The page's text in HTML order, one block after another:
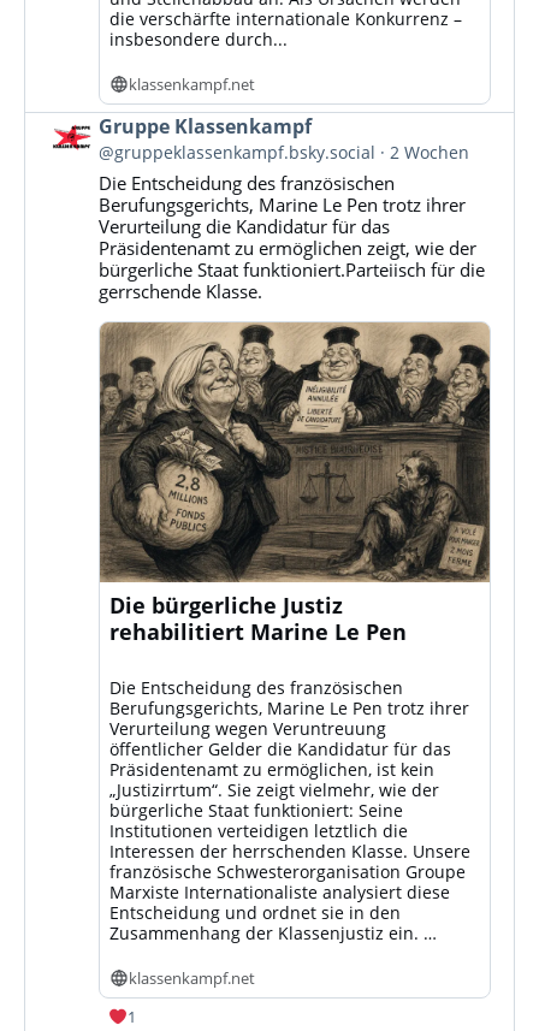
die verschärfte internationale Konkurrenz –
insbesondere durch...
klassenkampf.net
Beitrag
von
Gruppe
Klassenkampf
Bluesky
ansehen
Gruppe Klassenkampf
@gruppeklassenkampf.bsky.social 2 Wochen
Die Entscheidung des französischen
Berufungsgerichts, Marine Le Pen trotz ihrer
Verurteilung die Kandidatur für das
Präsidentenamt zu ermöglichen zeigt, wie der
bürgerliche Staat funktioniert.Parteiisch für die
gerrschende Klasse.
Die bürgerliche Justiz
rehabilitiert Marine Le Pen
Die Entscheidung des französischen
Berufungsgerichts, Marine Le Pen trotz ihrer
Verurteilung wegen Veruntreuung
öffentlicher Gelder die Kandidatur für das
Präsidentenamt zu ermöglichen, ist kein
„Justizirrtum“. Sie zeigt vielmehr, wie der
bürgerliche Staat funktioniert: Seine
Institutionen verteidigen letztlich die
Interessen der herrschenden Klasse. Unsere
französische Schwesterorganisation Groupe
Marxiste Internationaliste analysiert diese
Entscheidung und ordnet sie in den
Zusammenhang der Klassenjustiz ein. …
klassenkampf.net
1